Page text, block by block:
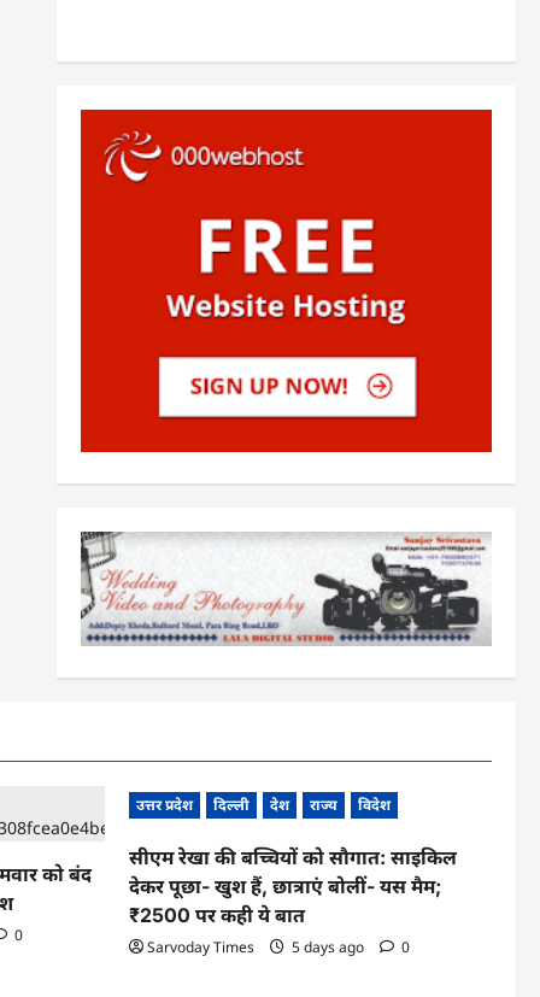
को बंद
0
उत्तर प्रदेश दिल्ली देश राज्य विदेश
सीएम रेखा की बच्चियों को सौगात: साइकिल
देकर पूछा- खुश हैं, छात्राएं बोलीं- यस मैम;
₹2500 पर कही ये बात
Sarvoday Times 5 days ago 0